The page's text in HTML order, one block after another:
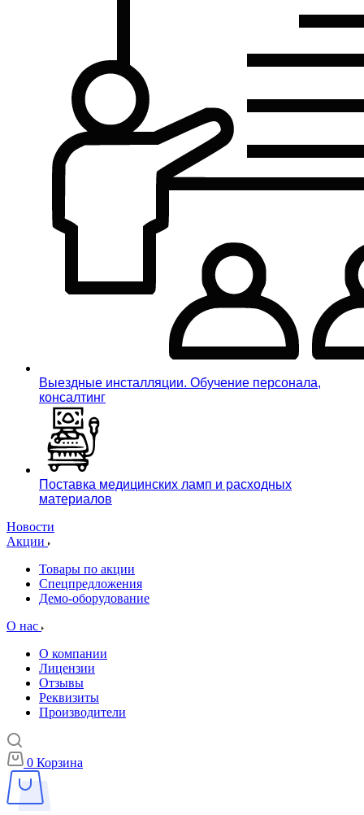
Выездные инсталляции. Обучение персонала,
консалтинг
Поставка медицинских ламп и расходных
материалов
Новости
Акции
Товары по акции
Спецпредложения
Демо-оборудование
О нас
О компании
Лицензии
Отзывы
Реквизиты
Производители
0 Корзина